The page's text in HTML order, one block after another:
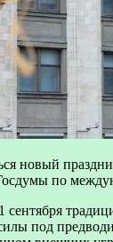
новый
Госдумы по
под